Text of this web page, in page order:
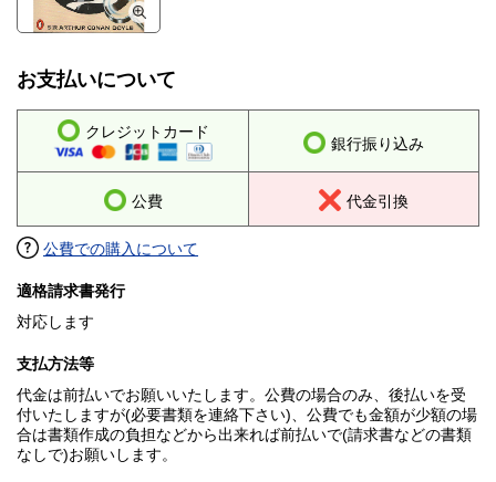
お支払いについて
クレジットカード
銀行振り込み
公費 代金引換
公費での購入について
適格請求書発行
対応します
支払方法等
代金は前払いでお願いいたします。公費の場合のみ、後払いを受
付いたしますが(必要書類を連絡下さい)、公費でも金額が少額の場
合は書類作成の負担などから出来れば前払いで(請求書などの書類
なしで)お願いします。